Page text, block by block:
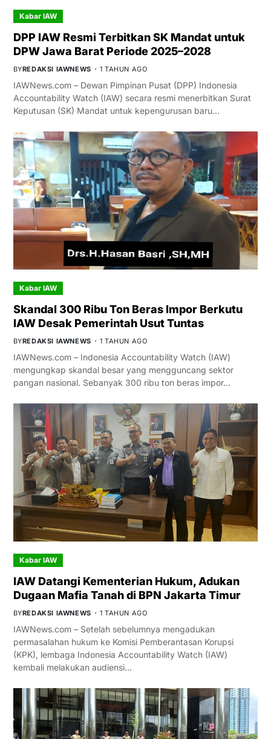
Kabar IAW
DPP IAW Resmi Terbitkan SK Mandat untuk
DPW Jawa Barat Periode 2025–2028
BYREDAKSI IAWNEWS 1 TAHUN AGO
IAWNews.com – Dewan Pimpinan Pusat (DPP) Indonesia
Accountability Watch (IAW) secara resmi menerbitkan Surat
Keputusan (SK) Mandat untuk kepengurusan baru…
Kabar IAW
Skandal 300 Ribu Ton Beras Impor Berkutu
IAW Desak Pemerintah Usut Tuntas
BYREDAKSI IAWNEWS 1 TAHUN AGO
IAWNews.com – Indonesia Accountability Watch (IAW)
mengungkap skandal besar yang mengguncang sektor
pangan nasional. Sebanyak 300 ribu ton beras impor…
Kabar IAW
IAW Datangi Kementerian Hukum, Adukan
Dugaan Mafia Tanah di BPN Jakarta Timur
BYREDAKSI IAWNEWS 1 TAHUN AGO
IAWNews.com – Setelah sebelumnya mengadukan
permasalahan hukum ke Komisi Pemberantasan Korupsi
(KPK), lembaga Indonesia Accountability Watch (IAW)
kembali melakukan audiensi…